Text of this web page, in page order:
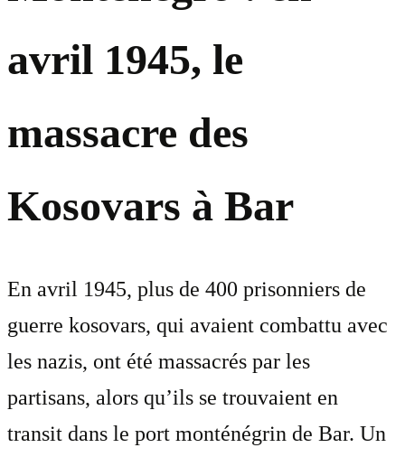
avril 1945, le
massacre des
Kosovars à Bar
En avril 1945, plus de 400 prisonniers de
guerre kosovars, qui avaient combattu avec
les nazis, ont été massacrés par les
partisans, alors qu’ils se trouvaient en
transit dans le port monténégrin de Bar. Un